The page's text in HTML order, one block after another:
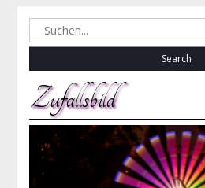
Search
for:
Zufallsbild